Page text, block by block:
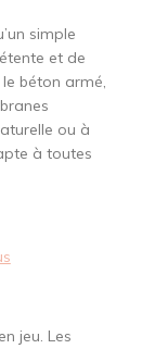
simple
et de
béton armé,
ou à
à toutes
jeu. Les